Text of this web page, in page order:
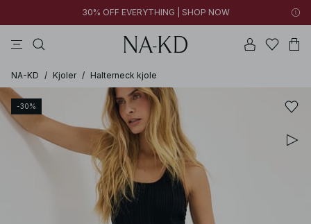
30% OFF EVERYTHING | SHOP NOW
NA-KD / Kjoler / Halterneck kjole
-30%